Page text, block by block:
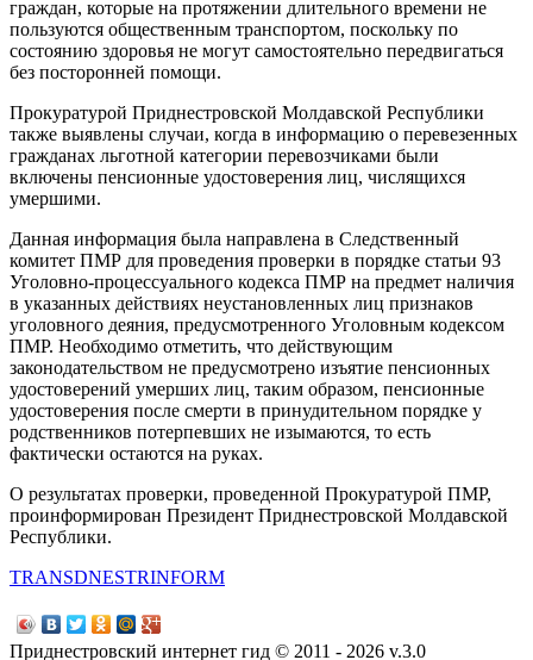
граждан, которые на протяжении длительного времени не
пользуются общественным транспортом, поскольку по
состоянию здоровья не могут самостоятельно передвигаться
без посторонней помощи.
Прокуратурой Приднестровской Молдавской Республики
также выявлены случаи, когда в информацию о перевезенных
гражданах льготной категории перевозчиками были
включены пенсионные удостоверения лиц, числящихся
умершими.
Данная информация была направлена в Следственный
комитет ПМР для проведения проверки в порядке статьи 93
Уголовно-процессуального кодекса ПМР на предмет наличия
в указанных действиях неустановленных лиц признаков
уголовного деяния, предусмотренного Уголовным кодексом
ПМР. Необходимо отметить, что действующим
законодательством не предусмотрено изъятие пенсионных
удостоверений умерших лиц, таким образом, пенсионные
удостоверения после смерти в принудительном порядке у
родственников потерпевших не изымаются, то есть
фактически остаются на руках.
О результатах проверки, проведенной Прокуратурой ПМР,
проинформирован Президент Приднестровской Молдавской
Республики.
TRANSDNESTRINFORM
Приднестровский интернет гид © 2011 - 2026 v.3.0